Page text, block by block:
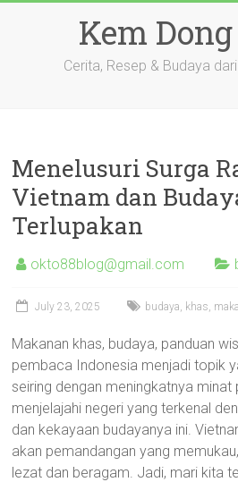
Kem
Cerita, Resep & Budaya
Menelusuri Surga
Vietnam dan
Terlupakan
okto88blog@gmail.com
July 23, 2025 budaya, khas,
Makanan khas, budaya, panduan
pembaca Indonesia menjadi topik
seiring dengan meningkatnya
menjelajahi negeri yang terkenal
dan kekayaan budayanya ini.
akan pemandangan yang
lezat dan beragam. Jadi, mari kita